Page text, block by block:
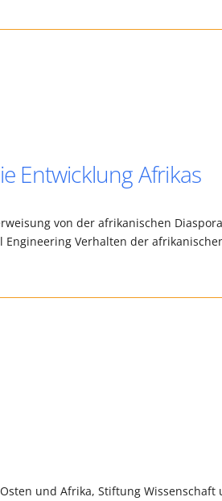
Entwicklung Afrikas
von der afrikanischen
Engineering Verhalten der
und Afrika, Stiftung Wissenschaft